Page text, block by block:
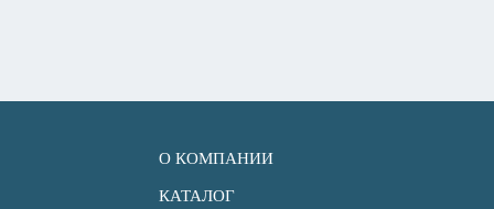
О КОМПАНИИ
КАТАЛОГ